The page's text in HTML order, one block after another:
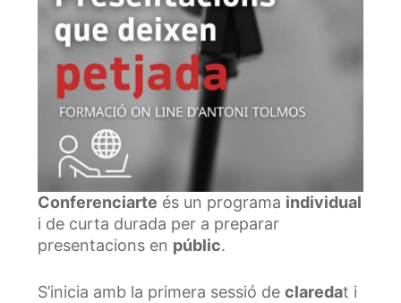
Conferenciarte és un programa individual
i de curta durada per a preparar
presentacions en públic.
S’inicia amb la primera sessió de claredat i